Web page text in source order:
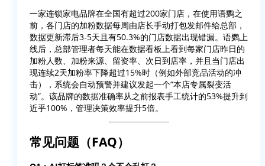
一家连锁家电品牌在全国有超过200家门店，在使用语鹦之
前，各门店的加粉数据每周由店长手动打包发邮件给总部，
数据更新滞后3-5天且有50.3%的门店数据出现错漏。语鹦上
线后，总部管理者每天能在数据看板上看到每家门店昨日的
加粉人数、加粉来源、留资率、次日到店率，并且当门店出
现连续2天加粉率下降超过15%时（例如外部竞品活动的冲
击），系统会自动预警并建议发起一个“本店专属裂变活
动”。该品牌的数据准确率从之前报表手工统计的53%提升到
近乎100%，管理决策效率提升5倍。
常见问题（FAQ）